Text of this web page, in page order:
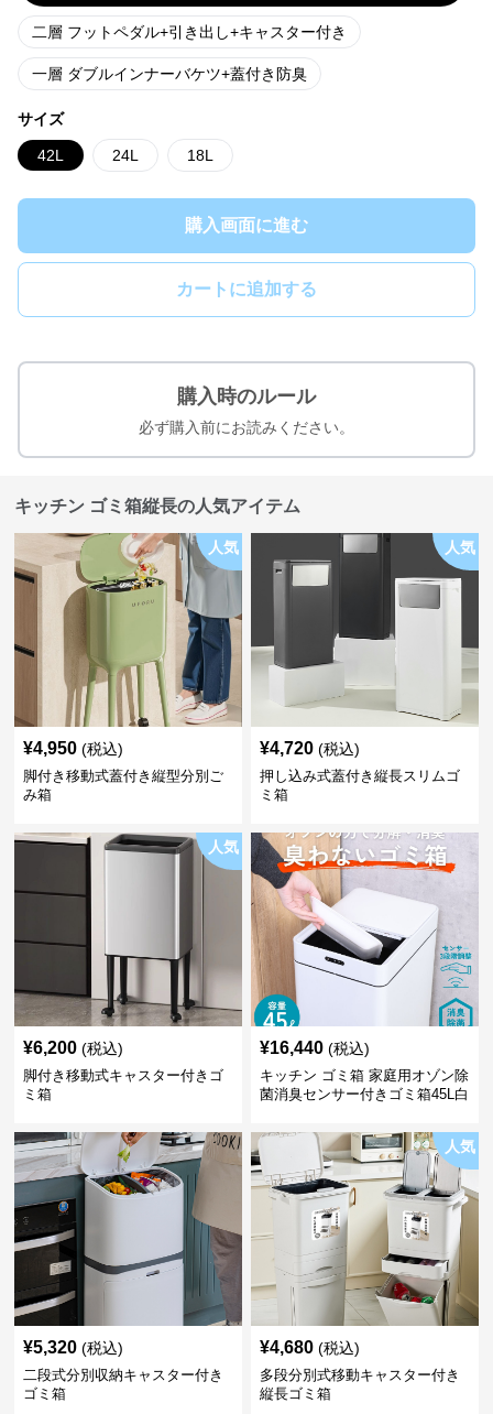
二層 フットペダル+引き出し+キャスター付き
一層 ダブルインナーバケツ+蓋付き防臭
サイズ
42L 24L 18L
購入画面に進む
カートに追加する
購入時のルール
必ず購入前にお読みください。
キッチン ゴミ箱縦長の人気アイテム
人気
¥4,950 (税込)
脚付き移動式蓋付き縦型分別ご
み箱
人気
¥4,720 (税込)
押し込み式蓋付き縦長スリムゴ
ミ箱
人気
¥6,200 (税込)
脚付き移動式キャスター付きゴ
ミ箱
¥16,440 (税込)
キッチン ゴミ箱 家庭用オゾン除
菌消臭センサー付きゴミ箱45L白
¥5,320 (税込)
二段式分別収納キャスター付き
ゴミ箱
人気
¥4,680 (税込)
多段分別式移動キャスター付き
縦長ゴミ箱